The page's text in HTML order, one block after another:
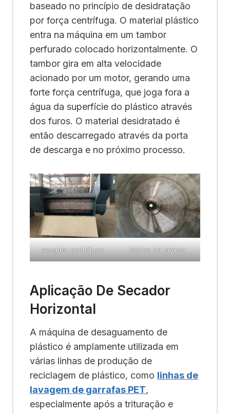
baseado no princípio de desidratação
por força centrífuga. O material plástico
entra na máquina em um tambor
perfurado colocado horizontalmente. O
tambor gira em alta velocidade
acionado por um motor, gerando uma
forte força centrífuga, que joga fora a
água da superfície do plástico através
dos furos. O material desidratado é
então descarregado através da porta
de descarga e no próximo processo.
secador centrífugo Dentro do tambor
Aplicação De Secador
Horizontal
A máquina de desaguamento de
plástico é amplamente utilizada em
várias linhas de produção de
reciclagem de plástico, como linhas de
lavagem de garrafas PET,
especialmente após a trituração e